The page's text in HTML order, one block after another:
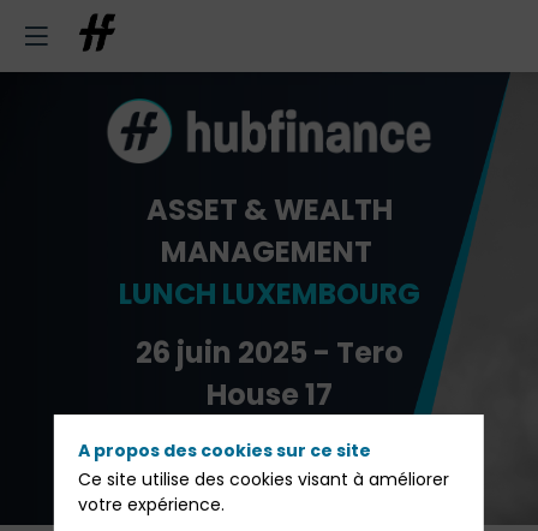
ASSET & WEALTH
MANAGEMENT
LUNCH LUXEMBOURG
26 juin 2025 - Tero
House 17
Pré-inscription
A propos des cookies sur ce site
Ce site utilise des cookies visant à améliorer
votre expérience.